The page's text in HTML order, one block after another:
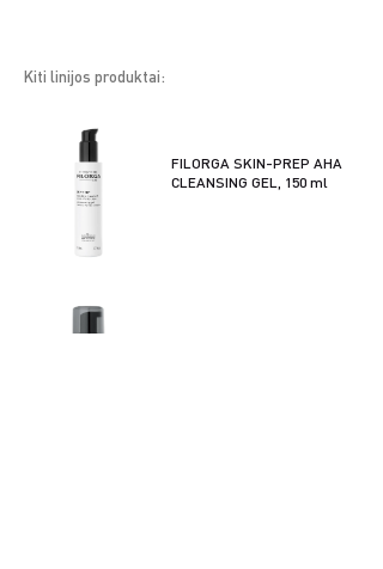
Kiti linijos produktai:
FILORGA SKIN-PREP AHA
CLEANSING GEL, 150 ml